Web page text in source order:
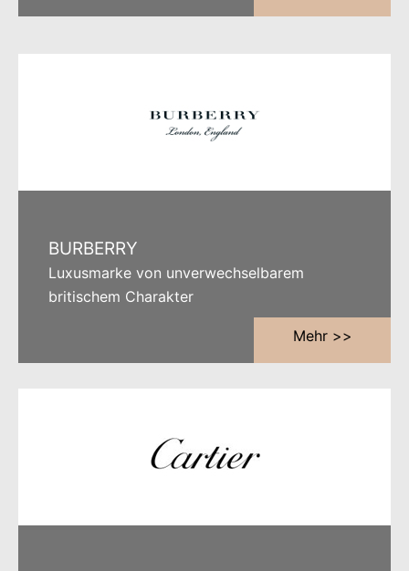
BURBERRY
Luxusmarke von unverwechselbarem
britischem Charakter
Mehr >>